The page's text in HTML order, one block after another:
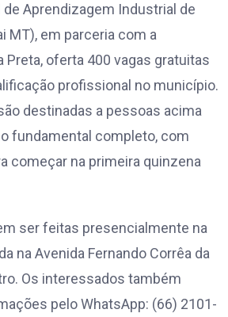
de Aprendizagem Industrial de
MT), em parceria com a
Preta, oferta 400 vagas gratuitas
profissional no município.
destinadas a pessoas acima
fundamental completo, com
começar na primeira quinzena
ser feitas presencialmente na
na Avenida Fernando Corrêa da
Os interessados também
pelo WhatsApp: (66) 2101-